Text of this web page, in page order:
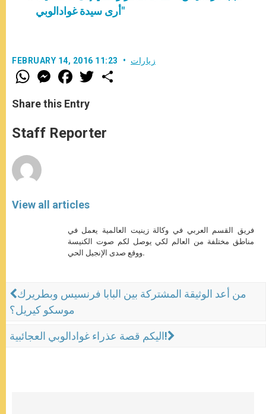
أرى سيدة غوادالوبي"
FEBRUARY 14, 2016 11:23 زيارات
W
h
t
s
p
p
M
e
s
e
g
e
F
a
e
b
o
k
w
r
Share this Entry
Staff Reporter
View all articles
فريق القسم العربي في وكالة زينيت العالمية يعمل في
مناطق مختلفة من العالم لكي يوصل لكم صوت الكنيسة
ووقع صدى الإنجيل الحي.
من أعد الوثيقة المشتركة بين البابا فرنسيس وبطريرك
موسكو كيريل؟
اليكم قصة عذراء غوادالوبي العجائبية!